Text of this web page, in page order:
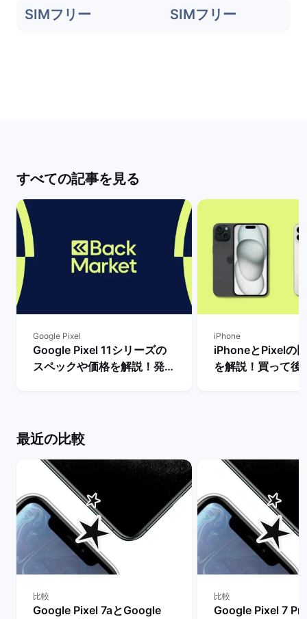
SIMフリー SIMフリー
すべての記事を見る
Google Pixel
Google Pixel 11シリーズの
スペックや価格を解説！発売
iPhone
iPhoneとPixelの
を解説！買って後
最近の比較
比較
Google Pixel 7aとGoogle
比較
Google Pixel 7